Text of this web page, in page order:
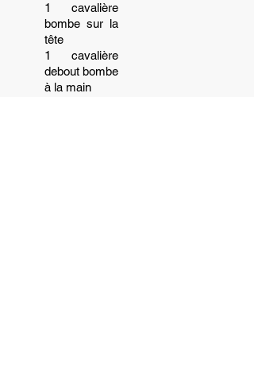
1 cavalière
bombe sur la
tête
1 cavalière
debout bombe
à la main